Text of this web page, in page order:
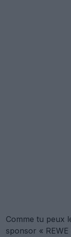
Comme tu peux
sponsor «